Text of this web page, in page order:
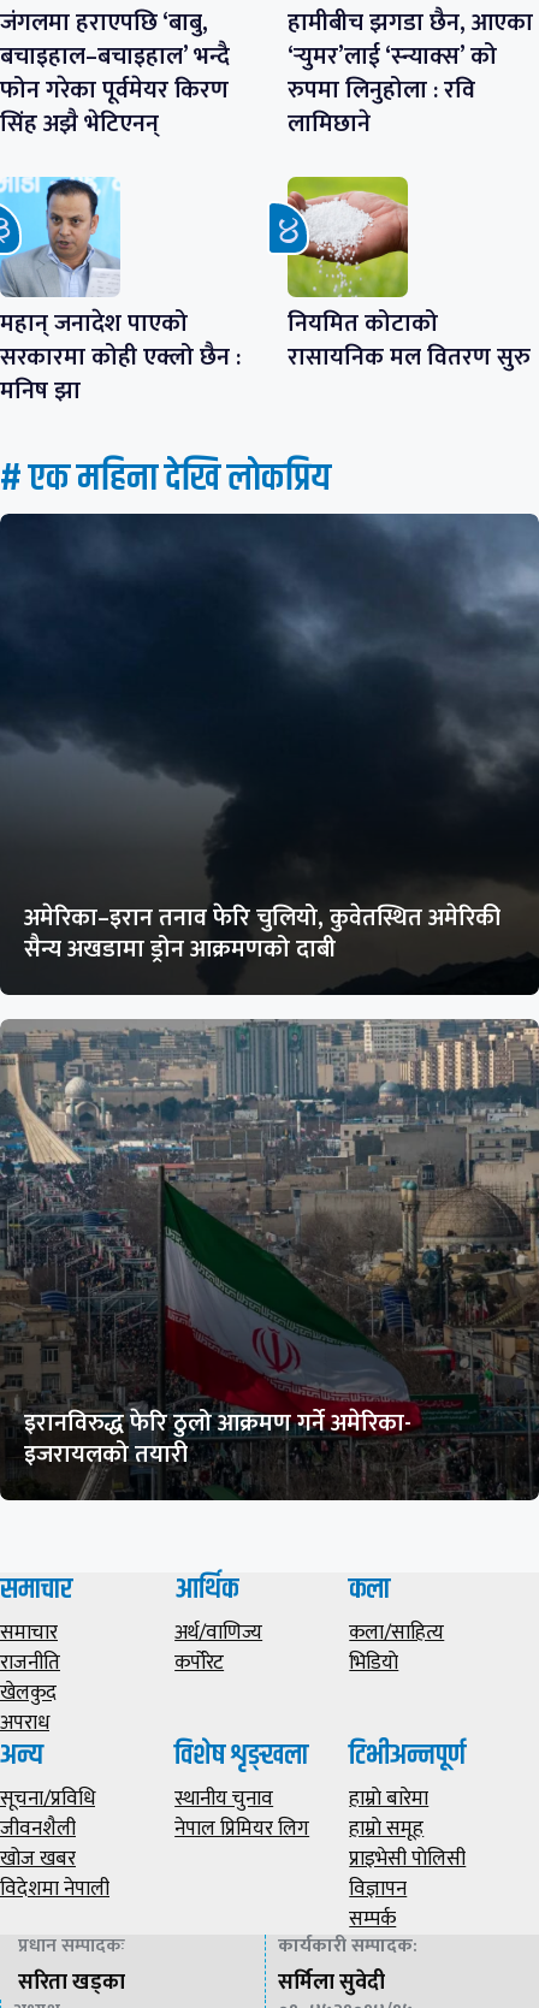
जंगलमा हराएपछि ‘बाबु,
बचाइहाल–बचाइहाल’ भन्दै
फोन गरेका पूर्वमेयर किरण
सिंह अझै भेटिएनन्
हामीबीच झगडा छैन, आएका
‘र्‍युमर’लाई ‘स्न्याक्स’ को
रुपमा लिनुहोला : रवि
लामिछाने
महान् जनादेश पाएको
सरकारमा कोही एक्लो छैन :
मनिष झा
नियमित कोटाको
रासायनिक मल वितरण सुरु
# एक महिना देखि लाेकप्रिय
अमेरिका–इरान तनाव फेरि चुलियो, कुवेतस्थित अमेरिकी
सैन्य अखडामा ड्रोन आक्रमणको दाबी
इरानविरुद्ध फेरि ठुलो आक्रमण गर्ने अमेरिका-
इजरायलको तयारी
समाचार
समाचार
राजनीति
खेलकुद
अपराध
आर्थिक
अर्थ/वाणिज्य
कर्पोरेट
कला
कला/साहित्य
भिडियाे
अन्य
सूचना/प्रविधि
जीवनशैली
खोज खबर
विदेशमा नेपाली
विशेष शृङ्खला
स्थानीय चुनाव
नेपाल प्रिमियर लिग
टिभीअन्नपूर्ण
हाम्राे बारेमा
हाम्राे समूह
प्राइभेसी पाेलिसी
विज्ञापन
सम्पर्क
प्रधान सम्पादकः
सरिता खड्का
कार्यकारी सम्पादक:
सर्मिला सुवेदी